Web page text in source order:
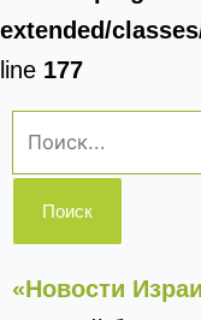
extended/
line 177
Поиск:
«Новости